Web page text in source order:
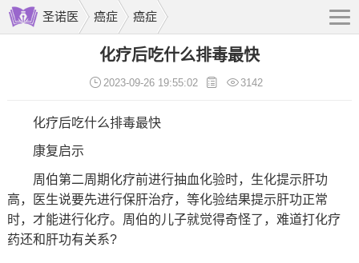
圣诺医 癌症 癌症
化疗后吃什么排毒最快
2023-09-26 19:55:02 3142
化疗后吃什么排毒最快
康复启示
周伯第二周期化疗前进行抽血化验时，生化提示肝功
高，医生说要先进行保肝治疗，等化验结果提示肝功正常
时，才能进行化疗。周伯的儿子就觉得奇怪了，难道打化疗
药还和肝功有关系?